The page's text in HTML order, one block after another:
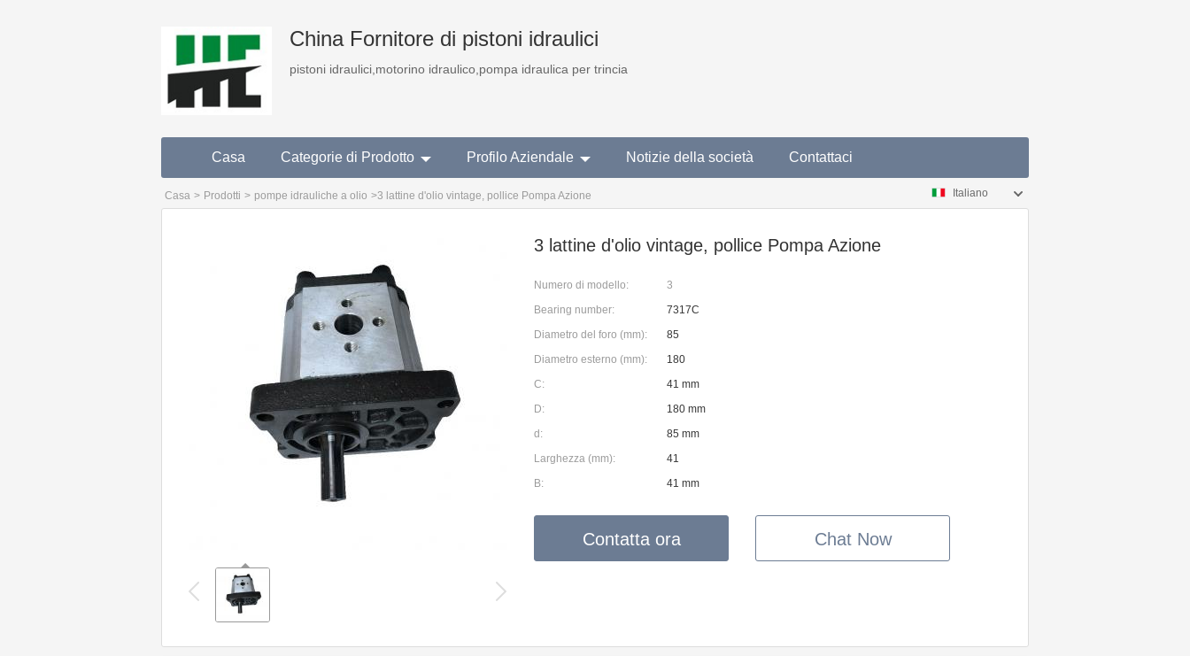
China Fornitore di pistoni idraulici
pistoni idraulici,motorino idraulico,pompa idraulica per trincia
Casa Categorie di Prodotto Profilo Aziendale Notizie della società Contattaci
Casa > Prodotti > pompe idrauliche a olio >3 lattine d'olio vintage, pollice Pompa Azione Italiano
3 lattine d'olio vintage, pollice Pompa Azione
Numero di modello:
3
Bearing number:
7317C
Diametro del foro (mm):
85
Diametro esterno (mm):
180
C:
41 mm
D:
180 mm
d:
85 mm
Larghezza (mm):
41
B:
41 mm
Contatta ora Chat Now